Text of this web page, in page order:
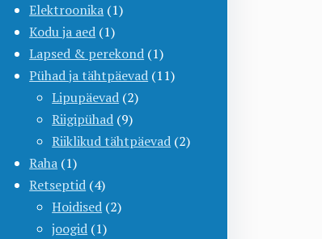
Elektroonika (1)
Kodu ja aed (1)
Lapsed & perekond (1)
Pühad ja tähtpäevad (11)
Lipupäevad (2)
Riigipühad (9)
Riiklikud tähtpäevad (2)
Raha (1)
Retseptid (4)
Hoidised (2)
joogid (1)